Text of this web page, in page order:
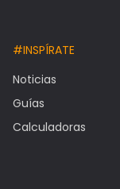
#INSPÍRATE
Noticias
Guías
Calculadoras